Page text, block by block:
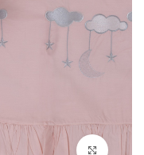
Click to enlarge